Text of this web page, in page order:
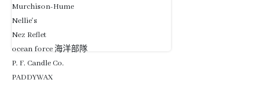
Murchison-Hume
Nellie's
Nez Reflet
ocean force 海洋部隊
P. F. Candle Co.
PADDYWAX